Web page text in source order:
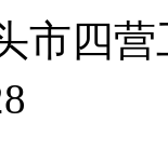
市四营